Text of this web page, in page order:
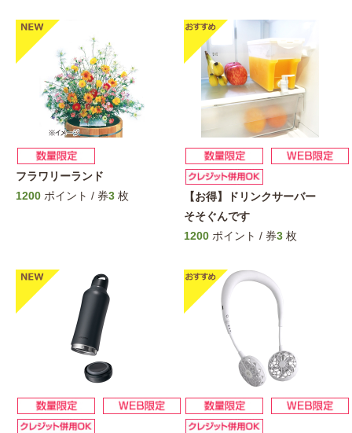
フラワリーランド
1200 ポイント / 券3 枚
【お得】ドリンクサーバー
そそぐんです
1200 ポイント / 券3 枚